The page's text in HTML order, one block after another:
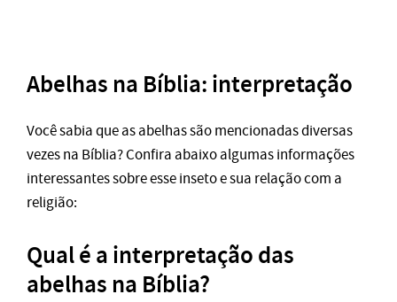
Abelhas na Bíblia: interpretação
Você sabia que as abelhas são mencionadas diversas
vezes na Bíblia? Confira abaixo algumas informações
interessantes sobre esse inseto e sua relação com a
religião:
Qual é a interpretação das
abelhas na Bíblia?